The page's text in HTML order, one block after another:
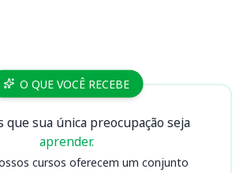
O QUE VOCÊ RECEBE
que sua única preocupação seja
aprender.
cursos oferecem um conjunto